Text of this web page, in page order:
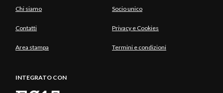
Chi siamo Socio unico
Contatti Privacy e Cookies
Area stampa Termini e condizioni
INTEGRATO CON